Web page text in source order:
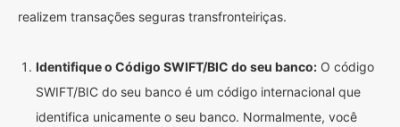
realizem transações seguras transfronteiriças.
Identifique o Código SWIFT/BIC do seu banco: O código
SWIFT/BIC do seu banco é um código internacional que
identifica unicamente o seu banco. Normalmente, você